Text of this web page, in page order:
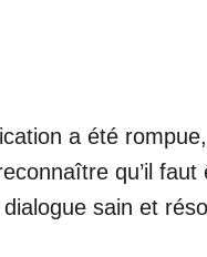
a été
qu’il faut
sain et